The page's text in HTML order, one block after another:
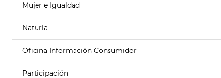
Mujer e Igualdad
Naturia
Oficina Información Consumidor
Participación